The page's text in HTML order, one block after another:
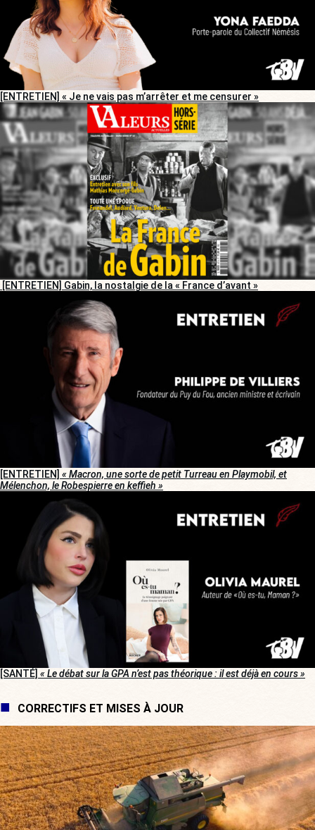
[ENTRETIEN] « Je ne vais pas m’arrêter et me censurer »
[ENTRETIEN] Gabin, la nostalgie de la « France d’avant »
[ENTRETIEN] « Macron, une sorte de petit Turreau en Playmobil, et
Mélenchon, le Robespierre en keffieh »
[SANTÉ] « Le débat sur la GPA n’est pas théorique : il est déjà en cours »
CORRECTIFS ET MISES À JOUR